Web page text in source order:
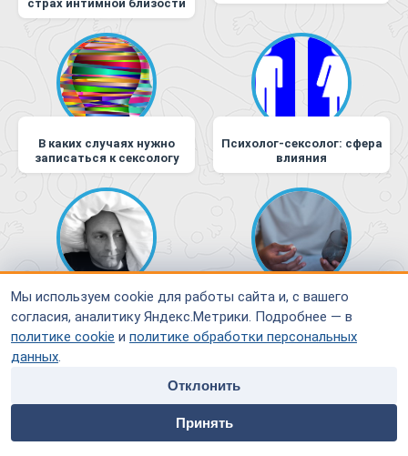
Мы используем cookie для работы сайта и, с вашего
согласия, аналитику Яндекс.Метрики. Подробнее — в
политике cookie и политике обработки персональных
данных.
Отклонить
Принять
home people
Специалисты
payment contacts
страх интимной близости
В каких случаях нужно
записаться к сексологу
Психолог-сексолог: сфера
влияния
Преждевременная
эякуляция: как распознать
и устранить препятствие
на пути к полноценной
сексуальной жизни
Лекарство от
преждевременной
эякуляции